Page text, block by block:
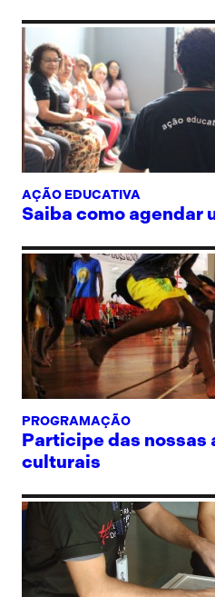
AÇÃO EDUCATIVA
Saiba como agendar
PROGRAMAÇÃO
Participe das nossas
culturais